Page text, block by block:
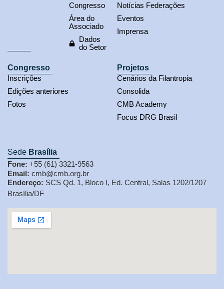
Congresso
Área do
Associado
Dados
do Setor
Notícias Federações
Eventos
Imprensa
Congresso
Inscrições
Edições anteriores
Fotos
Projetos
Cenários da Filantropia
Consolida
CMB Academy
Focus DRG Brasil
Sede Brasília
Fone: +55 (61) 3321-9563
Email: cmb@cmb.org.br
Endereço: SCS Qd. 1, Bloco I, Ed. Central, Salas 1202/1207
Brasília/DF